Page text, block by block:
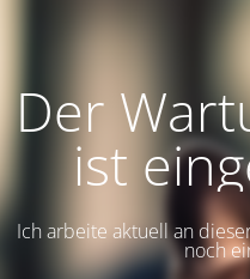
Der
ist
Ich arbeite aktuell an
noch